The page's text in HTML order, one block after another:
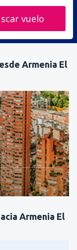
vuelo
Armenia El
Armenia El